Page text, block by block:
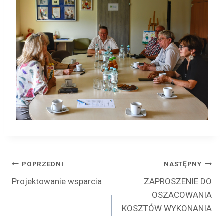
Nawigacja
wpisu
POPRZEDNI
Projektowanie wsparcia
NASTĘPNY
ZAPROSZENIE DO
OSZACOWANIA
KOSZTÓW WYKONANIA